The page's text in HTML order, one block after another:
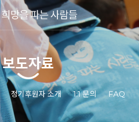
보도자료
정기후원자 소개 1:1 문의 FAQ